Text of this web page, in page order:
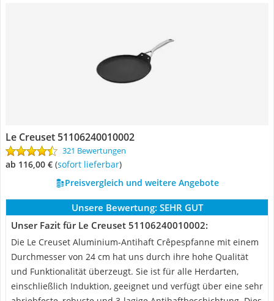
Le Creuset 51106240010002
321 Bewertungen
ab 116,00 € ( Sofort lieferbar)
Preisvergleich und weitere Angebote
Unsere Bewertung: SEHR GUT
Unser Fazit für Le Creuset 51106240010002:
Die Le Creuset Aluminium-Antihaft Crêpespfanne mit einem
Durchmesser von 24 cm hat uns durch ihre hohe Qualität
und Funktionalität überzeugt. Sie ist für alle Herdarten,
einschließlich Induktion, geeignet und verfügt über eine sehr